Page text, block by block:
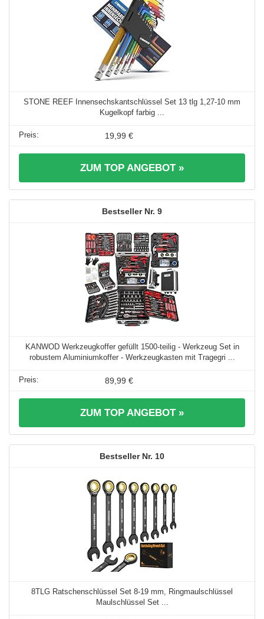
STONE REEF Innensechskantschlüssel Set 13 tlg 1,27-10 mm
Kugelkopf farbig ...
19,99 €
ZUM TOP ANGEBOT »
9
KANWOD Werkzeugkoffer gefüllt 1500-teilig - Werkzeug Set in
robustem Aluminiumkoffer - Werkzeugkasten mit Tragegri ...
89,99 €
ZUM TOP ANGEBOT »
10
8TLG Ratschenschlüssel Set 8-19 mm, Ringmaulschlüssel
Maulschlüssel Set ...